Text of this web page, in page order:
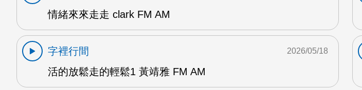
情緒來來走走 clark FM AM
字裡行間
活的放鬆走的輕鬆1 黃靖雅 FM AM
2026/05/18